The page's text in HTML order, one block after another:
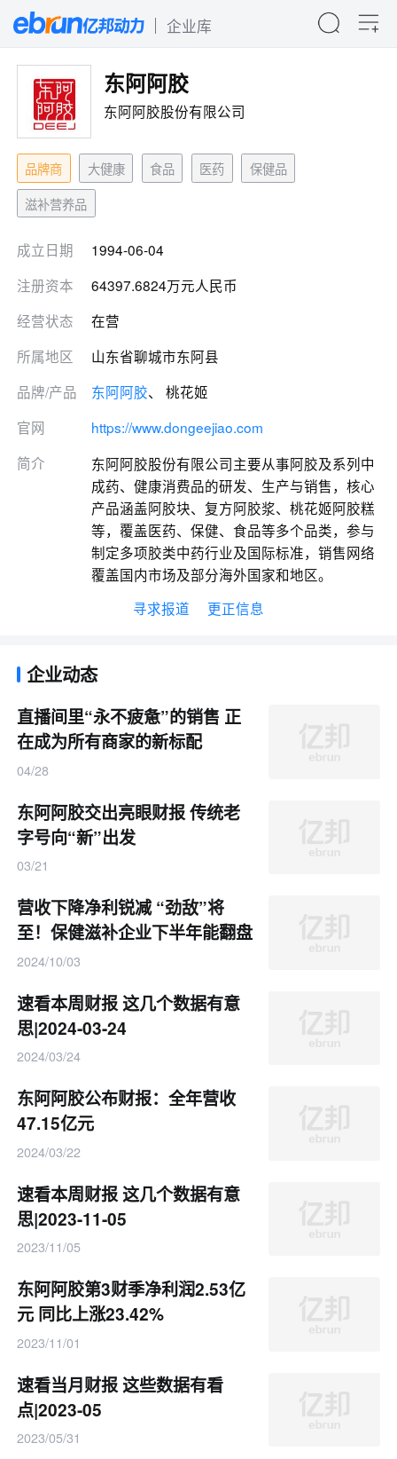
企业库
东阿阿胶
东阿阿胶股份有限公司
品牌商 大健康 食品 医药
保健品
滋补营养品
成立日期
1994-06-04
注册资本
64397.6824万元人民币
经营状态
在营
所属地区
山东省聊城市东阿县
品牌/产品
东阿阿胶、 桃花姬
官网
https://www.dongeejiao.com
简介
东阿阿胶股份有限公司主要从事阿胶及系列中
成药、健康消费品的研发、生产与销售，核心
产品涵盖阿胶块、复方阿胶浆、桃花姬阿胶糕
等，覆盖医药、保健、食品等多个品类，参与
制定多项胶类中药行业及国际标准，销售网络
覆盖国内市场及部分海外国家和地区。
寻求报道
更正信息
企业动态
直播间里“永不疲惫”的销售 正
在成为所有商家的新标配
04/28
东阿阿胶交出亮眼财报 传统老
字号向“新”出发
03/21
营收下降净利锐减 “劲敌”将
至！保健滋补企业下半年能翻盘
吗？
2024/10/03
速看本周财报 这几个数据有意
思|2024-03-24
2024/03/24
东阿阿胶公布财报：全年营收
47.15亿元
2024/03/22
速看本周财报 这几个数据有意
思|2023-11-05
2023/11/05
东阿阿胶第3财季净利润2.53亿
元 同比上涨23.42%
2023/11/01
速看当月财报 这些数据有看
点|2023-05
2023/05/31